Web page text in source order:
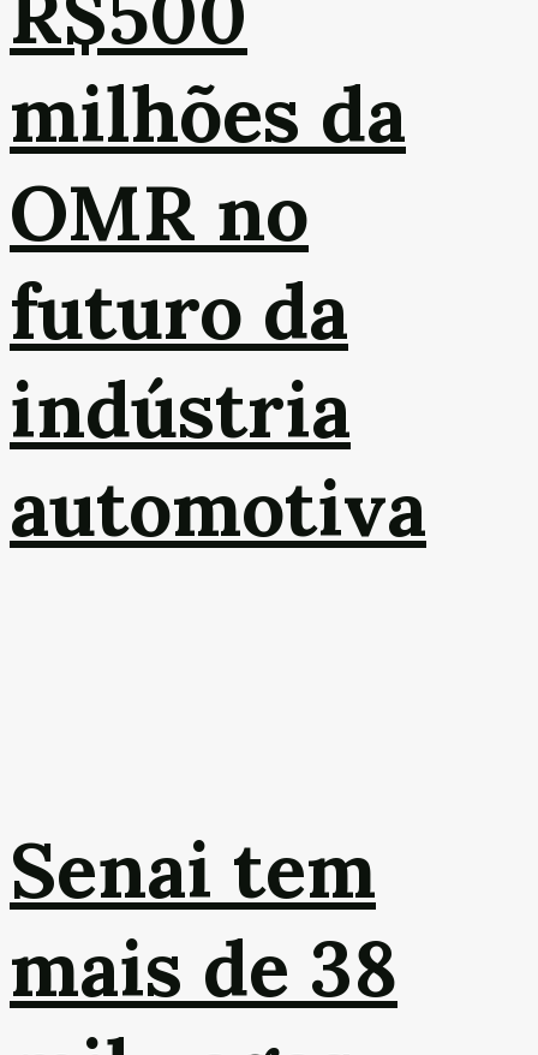
milhões da
OMR no
futuro da
indústria
automotiva
Senai tem
mais de 38